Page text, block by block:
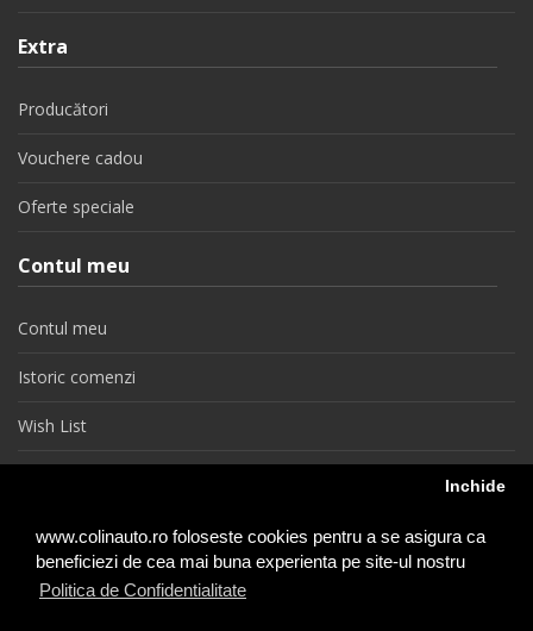
www.colinauto.ro foloseste cookies pentru a se asigura ca
beneficiezi de cea mai buna experienta pe site-ul nostru
Politica de Confidentialitate
Inchide
Extra
Producători
Vouchere cadou
Oferte speciale
Contul meu
Contul meu
Istoric comenzi
Wish List